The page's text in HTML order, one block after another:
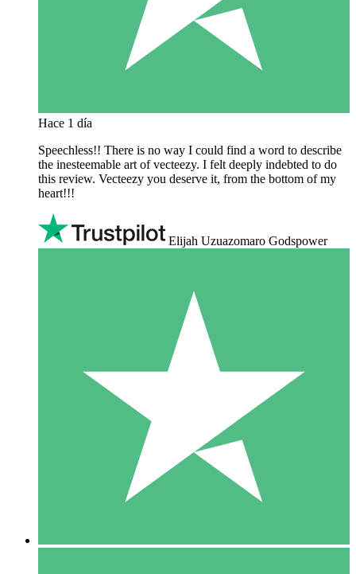
Hace 1 día
Speechless!! There is no way I could find a word to describe
the inesteemable art of vecteezy. I felt deeply indebted to do
this review. Vecteezy you deserve it, from the bottom of my
heart!!!
Elijah Uzuazomaro Godspower